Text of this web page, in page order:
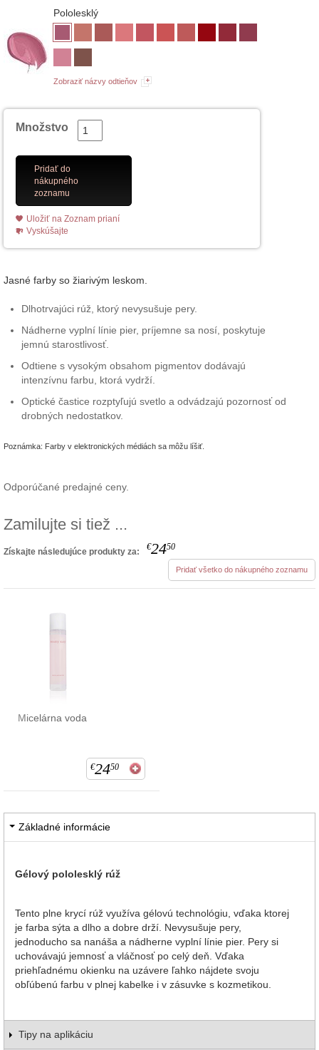
Pololesklý
Zobraziť názvy odtieňov
Množstvo
Pridať do
nákupného
zoznamu
Uložiť na Zoznam prianí
Vyskúšajte
Jasné farby so žiarivým leskom.
Dlhotrvajúci rúž, ktorý nevysušuje pery.
Nádherne vyplní línie pier, príjemne sa nosí, poskytuje
jemnú starostlivosť.
Odtiene s vysokým obsahom pigmentov dodávajú
intenzívnu farbu, ktorá vydrží.
Optické častice rozptyľujú svetlo a odvádzajú pozornosť od
drobných nedostatkov.
Poznámka: Farby v elektronických médiách sa môžu líšiť.
Odporúčané predajné ceny.
Zamilujte si tiež ...
Získajte následujúce produkty za: €2450
Pridať všetko do nákupného zoznamu
Micelárna voda
€2450
Základné informácie
Gélový pololesklý rúž
Tento plne krycí rúž využíva gélovú technológiu, vďaka ktorej
je farba sýta a dlho a dobre drží. Nevysušuje pery,
jednoducho sa nanáša a nádherne vyplní línie pier. Pery si
uchovávajú jemnosť a vláčnosť po celý deň. Vďaka
priehľadnému okienku na uzávere ľahko nájdete svoju
obľúbenú farbu v plnej kabelke i v zásuvke s kozmetikou.
Tipy na aplikáciu